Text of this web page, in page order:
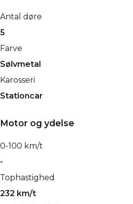
Antal døre
5
Farve
Sølvmetal
Karosseri
Stationcar
Motor og ydelse
0-100 km/t
-
Tophastighed
232 km/t